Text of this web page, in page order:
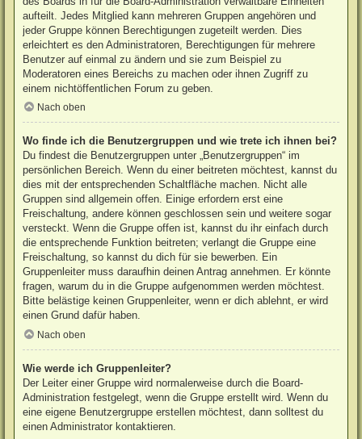
aufteilt. Jedes Mitglied kann mehreren Gruppen angehören und
jeder Gruppe können Berechtigungen zugeteilt werden. Dies
erleichtert es den Administratoren, Berechtigungen für mehrere
Benutzer auf einmal zu ändern und sie zum Beispiel zu
Moderatoren eines Bereichs zu machen oder ihnen Zugriff zu
einem nichtöffentlichen Forum zu geben.
Nach oben
Wo finde ich die Benutzergruppen und wie trete ich ihnen bei?
Du findest die Benutzergruppen unter „Benutzergruppen“ im
persönlichen Bereich. Wenn du einer beitreten möchtest, kannst du
dies mit der entsprechenden Schaltfläche machen. Nicht alle
Gruppen sind allgemein offen. Einige erfordern erst eine
Freischaltung, andere können geschlossen sein und weitere sogar
versteckt. Wenn die Gruppe offen ist, kannst du ihr einfach durch
die entsprechende Funktion beitreten; verlangt die Gruppe eine
Freischaltung, so kannst du dich für sie bewerben. Ein
Gruppenleiter muss daraufhin deinen Antrag annehmen. Er könnte
fragen, warum du in die Gruppe aufgenommen werden möchtest.
Bitte belästige keinen Gruppenleiter, wenn er dich ablehnt, er wird
einen Grund dafür haben.
Nach oben
Wie werde ich Gruppenleiter?
Der Leiter einer Gruppe wird normalerweise durch die Board-
Administration festgelegt, wenn die Gruppe erstellt wird. Wenn du
eine eigene Benutzergruppe erstellen möchtest, dann solltest du
einen Administrator kontaktieren.